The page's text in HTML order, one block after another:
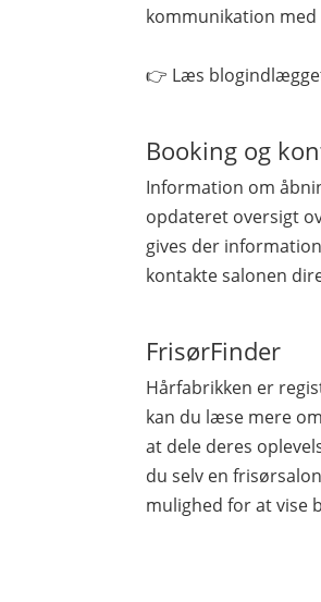
kommunikation
👉 Læs
Booking og
Information om
opdateret oversigt
gives der
kontakte salonen
FrisørFinder
Hårfabrikken er
kan du læse mere
at dele deres
du selv en
mulighed for at vise